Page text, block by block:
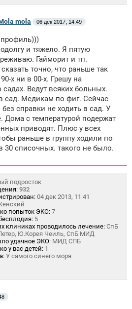
mola 06 дек 2017, 14:49
и тяжело. Я пятую
Гайморит и тп.
точно, что раньше так
х ни в 00-х. Грешу на
садах. Ведут всяких больных.
сад. Медикам по фиг. Сейчас
справки не ходить в сад. У
Дома с температурой подержат
приводят. Плюс у всех
раньше в группу ходили по
30 списочных. такого не было.
подросток
932
04 дек 2013, 11:41
попыток ЭКО: 7
5
клиниках проводилось лечение: СпБ
Ю.Корея Чеиль, СпБ МИД
удачное ЭКО: МИД СПБ
у вас детей: 1
У самого синего моря